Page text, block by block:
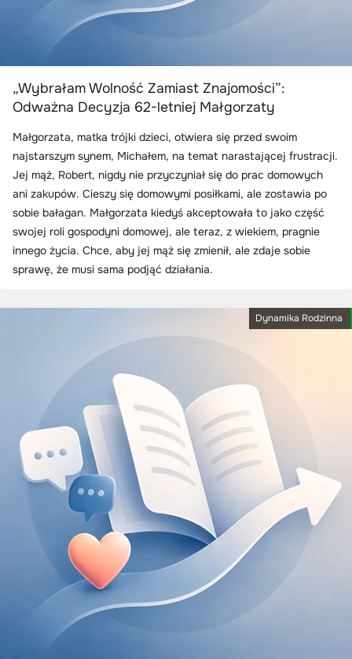
„Wybrałam Wolność Zamiast Znajomości”:
Odważna Decyzja 62-letniej Małgorzaty
Małgorzata, matka trójki dzieci, otwiera się przed swoim
najstarszym synem, Michałem, na temat narastającej frustracji.
Jej mąż, Robert, nigdy nie przyczyniał się do prac domowych
ani zakupów. Cieszy się domowymi posiłkami, ale zostawia po
sobie bałagan. Małgorzata kiedyś akceptowała to jako część
swojej roli gospodyni domowej, ale teraz, z wiekiem, pragnie
innego życia. Chce, aby jej mąż się zmienił, ale zdaje sobie
sprawę, że musi sama podjąć działania.
Dynamika Rodzinna